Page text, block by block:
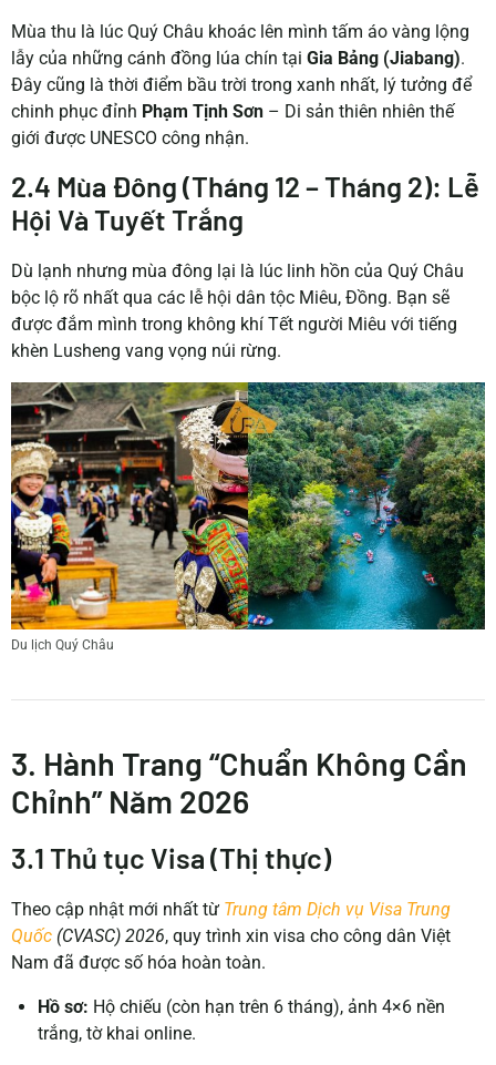
Mùa thu là lúc Quý Châu khoác lên mình tấm áo vàng lộng
lẫy của những cánh đồng lúa chín tạiGia Bảng (Jiabang).
Đây cũng là thời điểm bầu trời trong xanh nhất, lý tưởng để
chinh phục đỉnh Phạm Tịnh Sơn – Di sản thiên nhiên thế
giới được UNESCO công nhận.
2.4 Mùa Đông (Tháng 12 – Tháng 2): Lễ
Hội Và Tuyết Trắng
Dù lạnh nhưng mùa đông lại là lúc linh hồn của Quý Châu
bộc lộ rõ nhất qua các lễ hội dân tộc Miêu, Đồng. Bạn sẽ
được đắm mình trong không khí Tết người Miêu với tiếng
khèn Lusheng vang vọng núi rừng.
Du lịch Quý Châu
3. Hành Trang “Chuẩn Không Cần
Chỉnh” Năm 2026
3.1 Thủ tục Visa (Thị thực)
Theo cập nhật mới nhất từ Trung tâm Dịch vụ Visa Trung
Quốc (CVASC) 2026, quy trình xin visa cho công dân Việt
Nam đã được số hóa hoàn toàn.
Hồ sơ: Hộ chiếu (còn hạn trên 6 tháng), ảnh 4×6 nền
trắng, tờ khai online.